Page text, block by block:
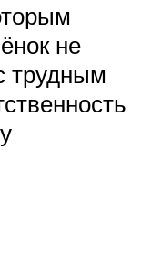
не
трудным